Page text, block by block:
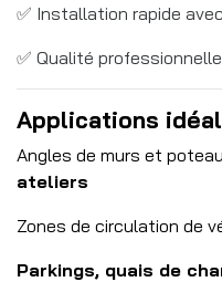
✅ Installation rapide
✅ Qualité professionnelle
Applications
Angles de murs et
ateliers
Zones de circulation de
Parkings, quais de